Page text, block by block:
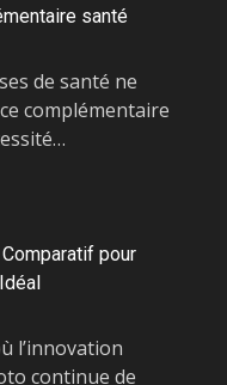
santé
de santé ne
complémentaire
pour
l’innovation
continue de